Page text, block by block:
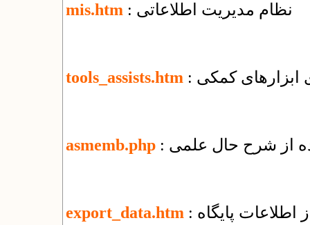
mis.htm : نظام مدیریت اطلاعاتی
tools_assists.htm ابزارهای کمکی
asmemb.php از شرح حال علمی
export_data.htm پایگاه